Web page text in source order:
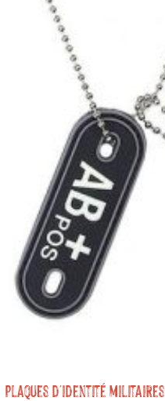
Plaques d'identité militaires